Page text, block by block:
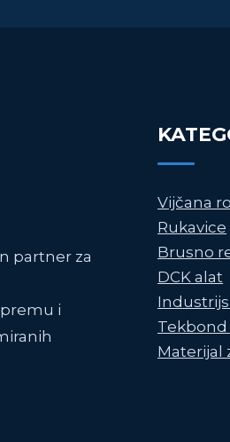
partner za
i
Vijčana
Rukavice
Brusno
DCK alat
Tekbond
Materijal